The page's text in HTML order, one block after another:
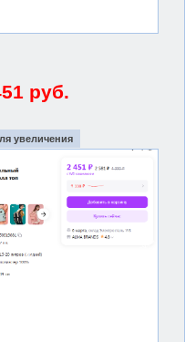
руб.
увеличения